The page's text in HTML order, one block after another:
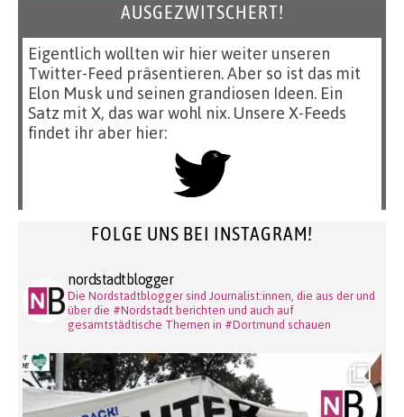
AUSGEZWITSCHERT!
Eigentlich wollten wir hier weiter unseren
Twitter-Feed präsentieren. Aber so ist das mit
Elon Musk und seinen grandiosen Ideen. Ein
Satz mit X, das war wohl nix. Unsere X-Feeds
findet ihr aber hier:
FOLGE UNS BEI INSTAGRAM!
nordstadtblogger
Die Nordstadtblogger sind Journalist:innen, die aus der und
über die #Nordstadt berichten und auch auf
gesamtstädtische Themen in #Dortmund schauen